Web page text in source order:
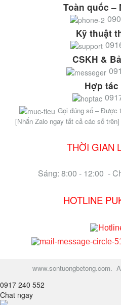
Toàn quốc –
Kỹ thuật
CSKH &
Hợp tác
Gọi đúng số – Được
[Nhắn Zalo ngay tất cả các số
THỜI GIAN
Sáng: 8:00 - 12:00 -
HOTLINE
www.sontuongbetong.com.
0917 240 552
Chat ngay